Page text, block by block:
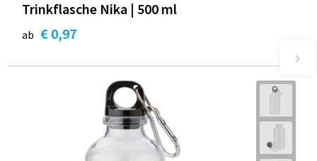
Trinkflasche Nika | 500 ml
ab € 0,97